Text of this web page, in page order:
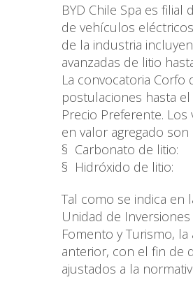
BYD Chile Spa es
de vehículos
de la industria
avanzadas de litio
La convocatoria
postulaciones hasta
Precio Preferente.
en valor agregado son
§ Carbonato de
§ Hidróxido de
Tal como se indica en
Unidad de
Fomento y Turismo,
anterior, con el fin de
ajustados a la